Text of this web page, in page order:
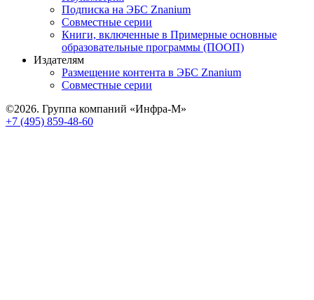
Подписка на ЭБС Znanium
Совместные серии
Книги, включенные в Примерные основные
образовательные программы (ПООП)
Издателям
Размещение контента в ЭБС Znanium
Совместные серии
©2026. Группа компаний «Инфра-М»
+7 (495) 859-48-60